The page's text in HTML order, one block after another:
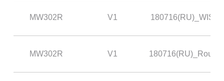
MW302R V1 180716(RU)_WISP
MW302R V1 180716(RU)_Router